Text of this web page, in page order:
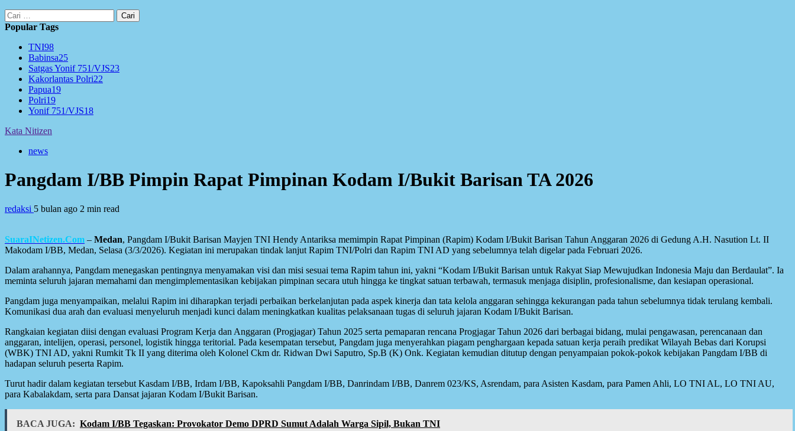
Cari
untuk:
Popular Tags
TNI98
Babinsa25
Satgas Yonif 751/VJS23
Kakorlantas Polri22
Papua19
Polri19
Yonif 751/VJS18
Kata Nitizen
news
Pangdam I/BB Pimpin Rapat Pimpinan Kodam I/Bukit Barisan TA 2026
redaksi 5 bulan ago 2 min read
SuaraINetizen.Com – Medan, Pangdam I/Bukit Barisan Mayjen TNI Hendy Antariksa memimpin Rapat Pimpinan (Rapim) Kodam I/Bukit Barisan Tahun Anggaran 2026 di Gedung A.H. Nasution Lt. II
Makodam I/BB, Medan, Selasa (3/3/2026). Kegiatan ini merupakan tindak lanjut Rapim TNI/Polri dan Rapim TNI AD yang sebelumnya telah digelar pada Februari 2026.
Dalam arahannya, Pangdam menegaskan pentingnya menyamakan visi dan misi sesuai tema Rapim tahun ini, yakni “Kodam I/Bukit Barisan untuk Rakyat Siap Mewujudkan Indonesia Maju dan Berdaulat”. Ia
meminta seluruh jajaran memahami dan mengimplementasikan kebijakan pimpinan secara utuh hingga ke tingkat satuan terbawah, termasuk menjaga disiplin, profesionalisme, dan kesiapan operasional.
Pangdam juga menyampaikan, melalui Rapim ini diharapkan terjadi perbaikan berkelanjutan pada aspek kinerja dan tata kelola anggaran sehingga kekurangan pada tahun sebelumnya tidak terulang kembali.
Komunikasi dua arah dan evaluasi menyeluruh menjadi kunci dalam meningkatkan kualitas pelaksanaan tugas di seluruh jajaran Kodam I/Bukit Barisan.
Rangkaian kegiatan diisi dengan evaluasi Program Kerja dan Anggaran (Progjagar) Tahun 2025 serta pemaparan rencana Progjagar Tahun 2026 dari berbagai bidang, mulai pengawasan, perencanaan dan
anggaran, intelijen, operasi, personel, logistik hingga teritorial. Pada kesempatan tersebut, Pangdam juga menyerahkan piagam penghargaan kepada satuan kerja peraih predikat Wilayah Bebas dari Korupsi
(WBK) TNI AD, yakni Rumkit Tk II yang diterima oleh Kolonel Ckm dr. Ridwan Dwi Saputro, Sp.B (K) Onk. Kegiatan kemudian ditutup dengan penyampaian pokok-pokok kebijakan Pangdam I/BB di
hadapan seluruh peserta Rapim.
Turut hadir dalam kegiatan tersebut Kasdam I/BB, Irdam I/BB, Kapoksahli Pangdam I/BB, Danrindam I/BB, Danrem 023/KS, Asrendam, para Asisten Kasdam, para Pamen Ahli, LO TNI AL, LO TNI AU,
para Kabalakdam, serta para Dansat jajaran Kodam I/Bukit Barisan.
BACA JUGA: Kodam I/BB Tegaskan: Provokator Demo DPRD Sumut Adalah Warga Sipil, Bukan TNI